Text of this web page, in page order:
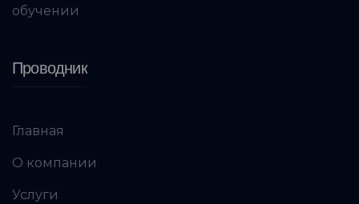
обучении
Проводник
Главная
О компании
Услуги